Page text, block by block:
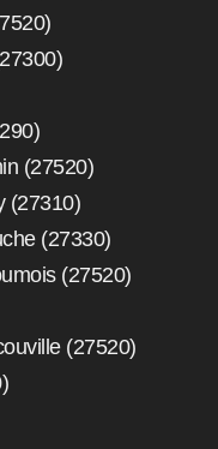
(27520)
(27310)
(27330)
(27520)
(27520)